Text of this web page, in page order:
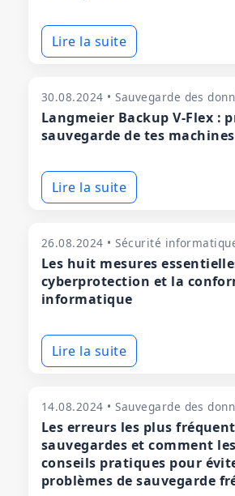
Lire la suite
30.08.2024 • Sauvegarde des
Langmeier Backup V-Flex :
sauvegarde de tes
Lire la suite
26.08.2024 • Sécurité
Les huit mesures
cyberprotection et la
informatique
Lire la suite
14.08.2024 • Sauvegarde des
Les erreurs les plus
sauvegardes et comment
conseils pratiques pour
problèmes de sauvegarde